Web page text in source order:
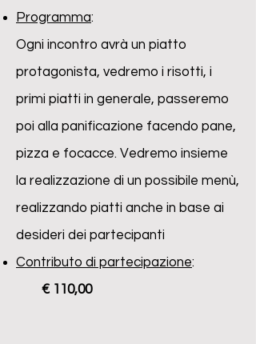
Programma:
Ogni incontro avrà un piatto
protagonista, vedremo i risotti, i
primi piatti in generale, passeremo
poi alla panificazione facendo pane,
pizza e focacce. Vedremo insieme
la realizzazione di un possibile menù,
realizzando piatti anche in base ai
desideri dei partecipanti
Contributo di partecipazione:
€ 110,00